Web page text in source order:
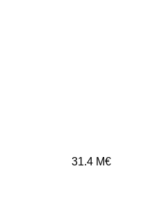
31.4 M€